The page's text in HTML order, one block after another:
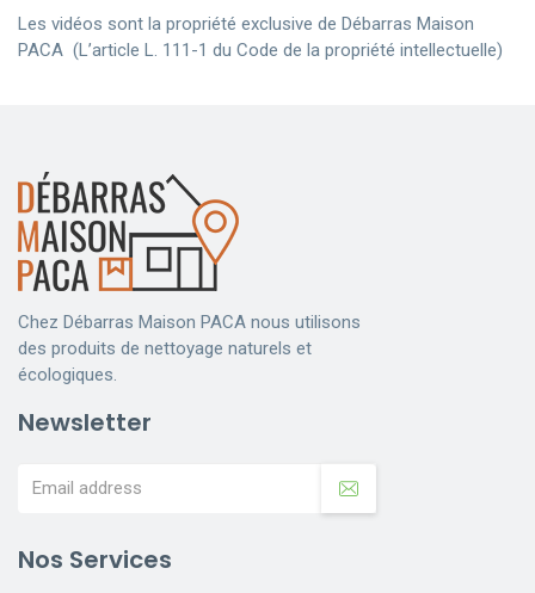
Les vidéos sont la propriété exclusive de Débarras Maison
PACA (L’article L. 111-1 du Code de la propriété intellectuelle)
Chez Débarras Maison PACA nous utilisons
des produits de nettoyage naturels et
écologiques.
Newsletter
Nos Services